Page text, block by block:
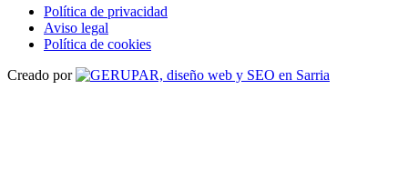
Política de privacidad
Aviso legal
Política de cookies
Creado por